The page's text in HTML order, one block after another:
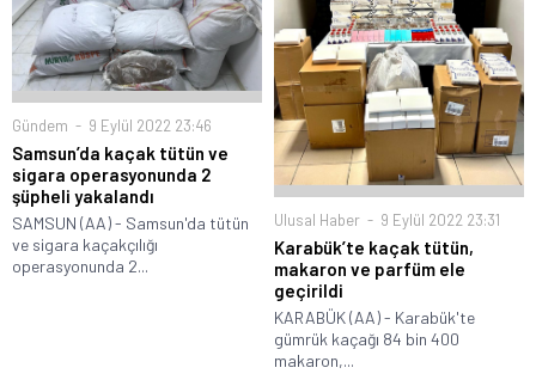
Gündem 9 Eylül 2022 23:46
Samsun’da kaçak tütün ve
sigara operasyonunda 2
şüpheli yakalandı
SAMSUN (AA) - Samsun'da tütün
ve sigara kaçakçılığı
operasyonunda 2...
Ulusal Haber 9 Eylül 2022 23:31
Karabük’te kaçak tütün,
makaron ve parfüm ele
geçirildi
KARABÜK (AA) - Karabük'te
gümrük kaçağı 84 bin 400
makaron,...